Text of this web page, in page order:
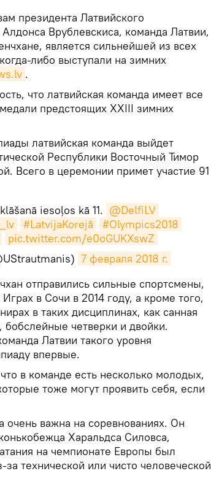
президента Латвийского
Врублевскиса, команда Латвии,
является сильнейшей из всех
либо выступали на зимних
.
что латвийская команда имеет все
предстоящих XXIII зимних
латвийская команда выйдет
Республики Восточный Тимор
Всего в церемонии примет участие 91
iesoļos kā 11. @DelfiLV
#LatvijaKorejā
#Olympics2018
pic.twitter.com/e0oGUKXswZ
7 февраля 2018 г.
отправились сильные спортсмены,
в Сочи в 2014 году, а кроме того,
в таких дисциплинах, как санная
бобслейные четверки и двойки.
Латвии такого уровня
впервые.
в команде есть несколько молодых,
тоже могут проявить себя, если
очень важна на соревнованиях. Он
Харальдса Силовса,
на чемпионате Европы был
технической или чисто человеческой